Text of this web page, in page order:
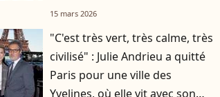
projet lié aux neurosciences
15 mars 2026
"C'est très vert, très calme, très
civilisé" : Julie Andrieu a quitté
Paris pour une ville des
Yvelines, où elle vit avec son